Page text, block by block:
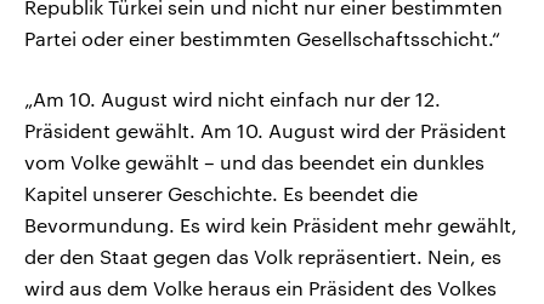
Republik Türkei sein und nicht nur einer bestimmten
Partei oder einer bestimmten Gesellschaftsschicht.“
„Am 10. August wird nicht einfach nur der 12.
Präsident gewählt. Am 10. August wird der Präsident
vom Volke gewählt – und das beendet ein dunkles
Kapitel unserer Geschichte. Es beendet die
Bevormundung. Es wird kein Präsident mehr gewählt,
der den Staat gegen das Volk repräsentiert. Nein, es
wird aus dem Volke heraus ein Präsident des Volkes